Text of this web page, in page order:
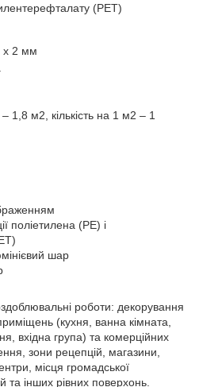
(PET)
х 2 мм
м2, кількість на 1 м2 – 1
поліетилена (PE) і
шар
роботи: декорування
(кухня, ванна кімната,
вхідна група) та комерційних
зони рецепцій, магазини,
місця громадської
та інших рівних поверхонь.